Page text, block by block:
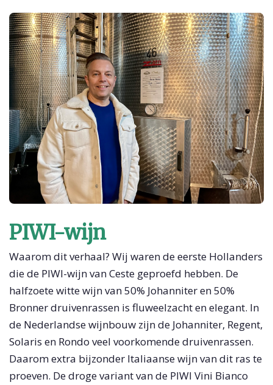
PIWI-wijn
Waarom dit verhaal? Wij waren de eerste Hollanders
die de PIWI-wijn van Ceste geproefd hebben. De
halfzoete witte wijn van 50% Johanniter en 50%
Bronner druivenrassen is fluweelzacht en elegant. In
de Nederlandse wijnbouw zijn de Johanniter, Regent,
Solaris en Rondo veel voorkomende druivenrassen.
Daarom extra bijzonder Italiaanse wijn van dit ras te
proeven. De droge variant van de PIWI Vini Bianco